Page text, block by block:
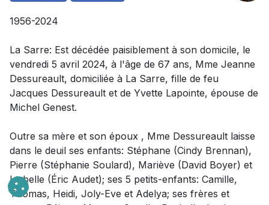
1956-2024
La Sarre: Est décédée paisiblement à son domicile, le
vendredi 5 avril 2024, à l'âge de 67 ans, Mme Jeanne
Dessureault, domiciliée à La Sarre, fille de feu
Jacques Dessureault et de Yvette Lapointe, épouse de
Michel Genest.
Outre sa mère et son époux , Mme Dessureault laisse
dans le deuil ses enfants: Stéphane (Cindy Brennan),
Pierre (Stéphanie Soulard), Mariève (David Boyer) et
Isabelle (Éric Audet); ses 5 petits-enfants: Camille,
Thomas, Heidi, Joly-Eve et Adelya; ses frères et